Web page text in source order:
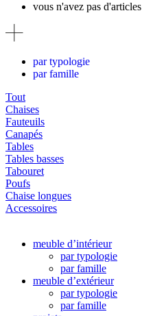
vous n'avez pas d'articles
par typologie
par famille
Tout
Chaises
Fauteuils
Canapés
Tables
Tables basses
Tabouret
Poufs
Chaise longues
Accessoires
meuble d’intérieur
par typologie
par famille
meuble d’extérieur
par typologie
par famille